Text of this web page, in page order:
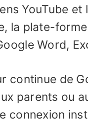
YouTube
la plate-
Word,
continue de
parents ou
connexion